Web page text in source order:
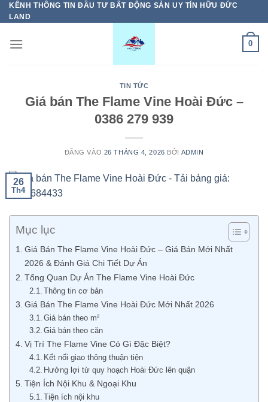
Bỏ
qua
dung
KÊNH THÔNG TIN ĐẦU TƯ BẤT ĐỘNG SẢN UY TÍN HỮU ĐỨC
LAND
0
TIN TỨC
Giá bán The Flame Vine Hoài Đức –
0386 279 939
ĐĂNG VÀO 26 THÁNG 4, 2026 BỞI ADMIN
26
Th4
Mục lục
Giá Bán The Flame Vine Hoài Đức – Giá Bán Mới Nhất
2026 & Đánh Giá Chi Tiết Dự Án
Tổng Quan Dự Án The Flame Vine Hoài Đức
Thông tin cơ bản
Giá Bán The Flame Vine Hoài Đức Mới Nhất 2026
Giá bán theo m²
Giá bán theo căn
Vị Trí The Flame Vine Có Gì Đặc Biệt?
Kết nối giao thông thuận tiện
Hưởng lợi từ quy hoạch Hoài Đức lên quận
Tiện Ích Nội Khu & Ngoại Khu
Tiện ích nội khu